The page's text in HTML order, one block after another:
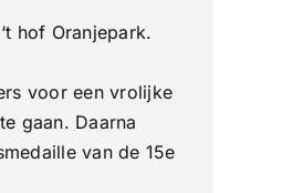
hof Oranjepark.
voor een vrolijke
gaan. Daarna
van de 15e